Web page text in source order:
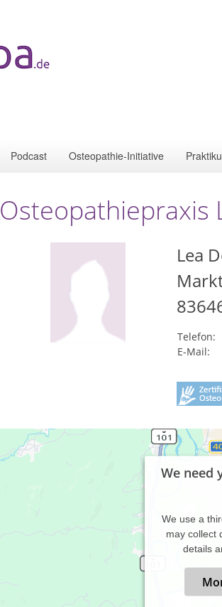
Podcast Osteopathie-Initiative
Osteopathiepraxis
Lea
Telefon:
E-Mail:
We need
We use a
may collect
details